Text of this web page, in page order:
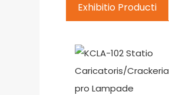
Exhibitio Producti